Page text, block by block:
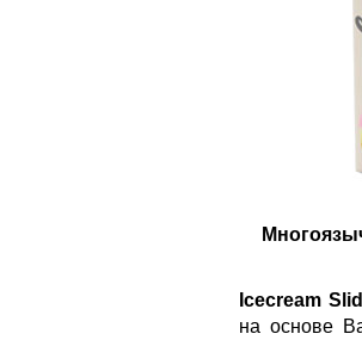
Icecream
на основе